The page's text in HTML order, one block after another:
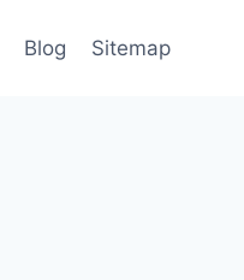
Blog Sitemap